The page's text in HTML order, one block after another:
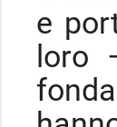
e
loro